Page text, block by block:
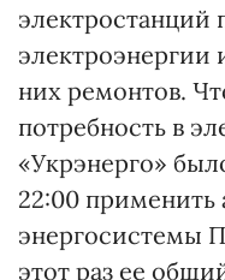
электростанций
электроэнергии
них ремонтов.
потребность в
«Укрэнерго»
22:00
энергосистемы
этот раз ее